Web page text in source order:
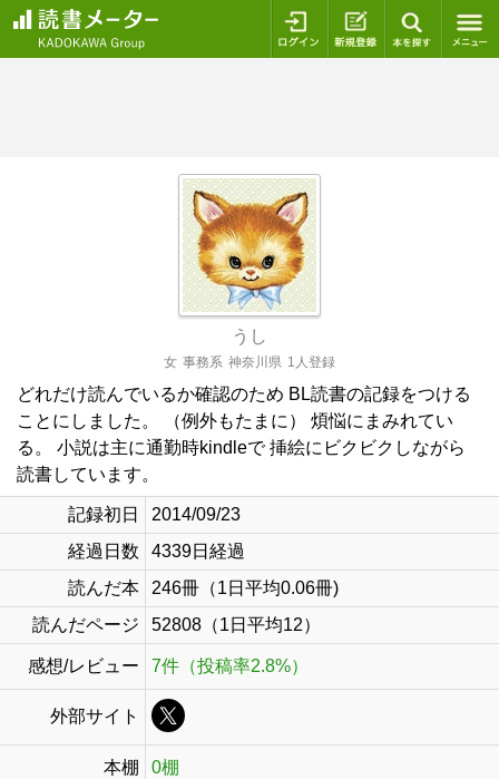
ログイン 新規登録
うし
女 事務系 神奈川県 1人登録
どれだけ読んでいるか確認のため BL読書の記録をつける
ことにしました。 （例外もたまに） 煩悩にまみれてい
る。 小説は主に通勤時kindleで 挿絵にビクビクしながら
読書しています。
記録初日
2014/09/23
経過日数
4339日経過
読んだ本
246冊（1日平均0.06冊)
読んだページ
52808（1日平均12）
感想/レビュー 7件（投稿率2.8%）
外部サイト
本棚 0棚